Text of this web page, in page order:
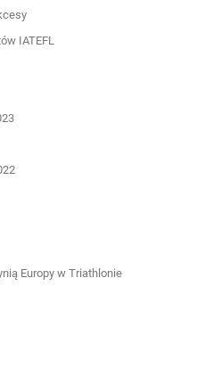
IATEFL
Europy w Triathlonie